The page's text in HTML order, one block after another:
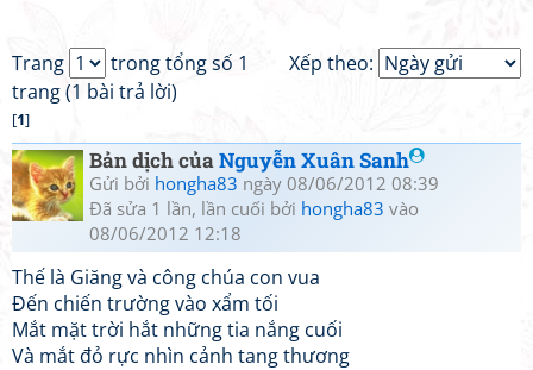
Xếp theo:
Trang
trong tổng số 1
trang (1 bài trả lời)
[1]
Bản dịch củaNguyễn Xuân Sanh
Gửi bởi hongha83 ngày 08/06/2012 08:39
Đã sửa 1 lần, lần cuối bởi hongha83 vào
08/06/2012 12:18
Thế là Giăng và công chúa con vua
Đến chiến trường vào xẩm tối
Mắt mặt trời hắt những tia nắng cuối
Và mắt đỏ rực nhìn cảnh tang thương